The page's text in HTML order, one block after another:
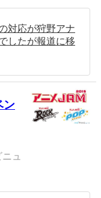
対応が狩野アナ
したが報道に移
ン
ュ